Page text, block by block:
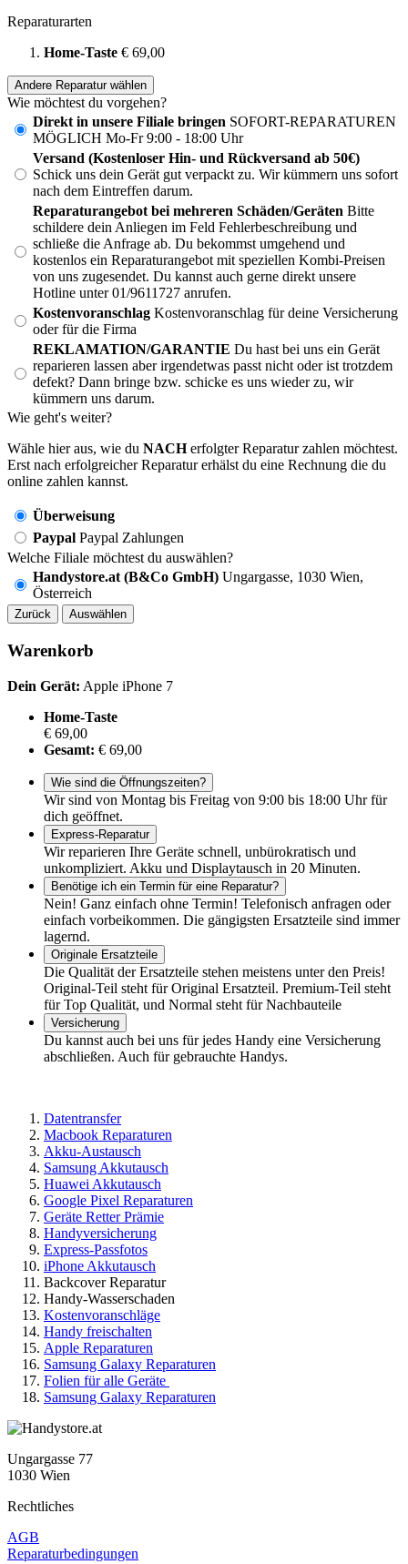
Reparaturarten
Home-Taste € 69,00
Andere Reparatur wählen
Wie möchtest du vorgehen?
Direkt in unsere Filiale bringen SOFORT-REPARATUREN
MÖGLICH Mo-Fr 9:00 - 18:00 Uhr
Versand (Kostenloser Hin- und Rückversand ab 50€)
Schick uns dein Gerät gut verpackt zu. Wir kümmern uns sofort
nach dem Eintreffen darum.
Reparaturangebot bei mehreren Schäden/Geräten Bitte
schildere dein Anliegen im Feld Fehlerbeschreibung und
schließe die Anfrage ab. Du bekommst umgehend und
kostenlos ein Reparaturangebot mit speziellen Kombi-Preisen
von uns zugesendet. Du kannst auch gerne direkt unsere
Hotline unter 01/9611727 anrufen.
Kostenvoranschlag Kostenvoranschlag für deine Versicherung
oder für die Firma
REKLAMATION/GARANTIE Du hast bei uns ein Gerät
reparieren lassen aber irgendetwas passt nicht oder ist trotzdem
defekt? Dann bringe bzw. schicke es uns wieder zu, wir
kümmern uns darum.
Wie geht's weiter?
Wähle hier aus, wie du NACHerfolgter Reparatur zahlen möchtest.
Erst nach erfolgreicher Reparatur erhälst du eine Rechnung die du
online zahlen kannst.
Überweisung
Paypal Paypal Zahlungen
Welche Filiale möchtest du auswählen?
Handystore.at (B&Co GmbH) Ungargasse, 1030 Wien,
Österreich
Zurück Auswählen
Warenkorb
Dein Gerät: Apple iPhone 7
Home-Taste
€ 69,00
Gesamt: € 69,00
Wie sind die Öffnungszeiten?
Wir sind von Montag bis Freitag von 9:00 bis 18:00 Uhr für
dich geöffnet.
Express-Reparatur
Wir reparieren Ihre Geräte schnell, unbürokratisch und
unkompliziert. Akku und Displaytausch in 20 Minuten.
Benötige ich ein Termin für eine Reparatur?
Nein! Ganz einfach ohne Termin! Telefonisch anfragen oder
einfach vorbeikommen. Die gängigsten Ersatzteile sind immer
lagernd.
Originale Ersatzteile
Die Qualität der Ersatzteile stehen meistens unter den Preis!
Original-Teil steht für Original Ersatzteil. Premium-Teil steht
für Top Qualität, und Normal steht für Nachbauteile
Versicherung
Du kannst auch bei uns für jedes Handy eine Versicherung
abschließen. Auch für gebrauchte Handys.
Datentransfer
Macbook Reparaturen
Akku-Austausch
Samsung Akkutausch
Huawei Akkutausch
Google Pixel Reparaturen
Geräte Retter Prämie
Handyversicherung
Express-Passfotos
iPhone Akkutausch
Backcover Reparatur
Handy-Wasserschaden
Kostenvoranschläge
Handy freischalten
Apple Reparaturen
Samsung Galaxy Reparaturen
Folien für alle Geräte
Samsung Galaxy Reparaturen
Ungargasse 77
1030 Wien
Rechtliches
AGB
Reparaturbedingungen